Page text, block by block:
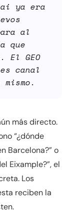
ya era
al
que
El GEO
canal
más directo.
“¿dónde
Barcelona?” o
Eixample?”, el
Los
reciben la